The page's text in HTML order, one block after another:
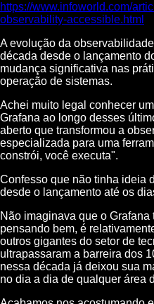
https://www.infoworld.com/
observability-accessible.html
A evolução da
década desde o lançamento
mudança significativa nas
operação de sistemas.
Achei muito legal conhecer
Grafana ao longo desses
aberto que transformou a
especializada para uma
constrói, você executa".
Confesso que não tinha ideia
desde o lançamento até os
Não imaginava que o
pensando bem, é
outros gigantes do setor de
ultrapassaram a barreira dos
nessa década já deixou sua
no dia a dia de qualquer área